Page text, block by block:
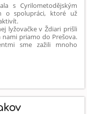
s Cyrilometodějským
o spolupráci, ktoré už
lyžovačke v Ždiari prišli
nami priamo do Prešova.
sme zažili mnoho